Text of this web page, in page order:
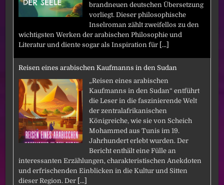
brandneuen deutschen Übersetzung
vorliegt. Dieser philosophische
Inselroman zählt zweifellos zu den
wichtigsten Werken der arabischen Philosophie und
Literatur und diente sogar als Inspiration für [...]
Reisen eines arabischen Kaufmanns in den Sudan
„Reisen eines arabischen
Kaufmanns in den Sudan“ entführt
die Leser in die faszinierende Welt
der zentralafrikanischen
Königreiche, wie sie von Scheich
Mohammed aus Tunis im 19.
Jahrhundert erlebt wurden. Der
Bericht enthält eine Fülle an
interessanten Erzählungen, charakteristischen Anekdoten
und erfrischenden Einblicken in die Kultur und Sitten
dieser Region. Der [...]